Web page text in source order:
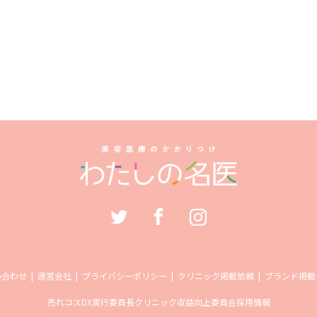
わせ 運営会社 プライバシーポリシー クリニック掲載依頼 ブランド掲
売れコスDX実行委員長クリニック収益向上委員会採用情報